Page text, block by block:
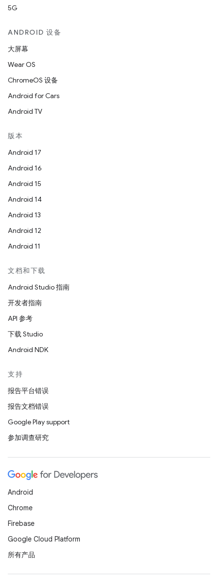
5G
ANDROID 设备
大屏幕
Wear OS
ChromeOS 设备
Android for Cars
Android TV
版本
Android 17
Android 16
Android 15
Android 14
Android 13
Android 12
Android 11
文档和下载
Android Studio 指南
开发者指南
API 参考
下载 Studio
Android NDK
支持
报告平台错误
报告文档错误
Google Play support
参加调查研究
Android
Chrome
Firebase
Google Cloud Platform
所有产品